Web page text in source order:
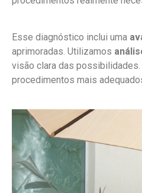
Esse diagnóstico inclui uma
aprimoradas. Utilizamos
visão clara das
procedimentos mais